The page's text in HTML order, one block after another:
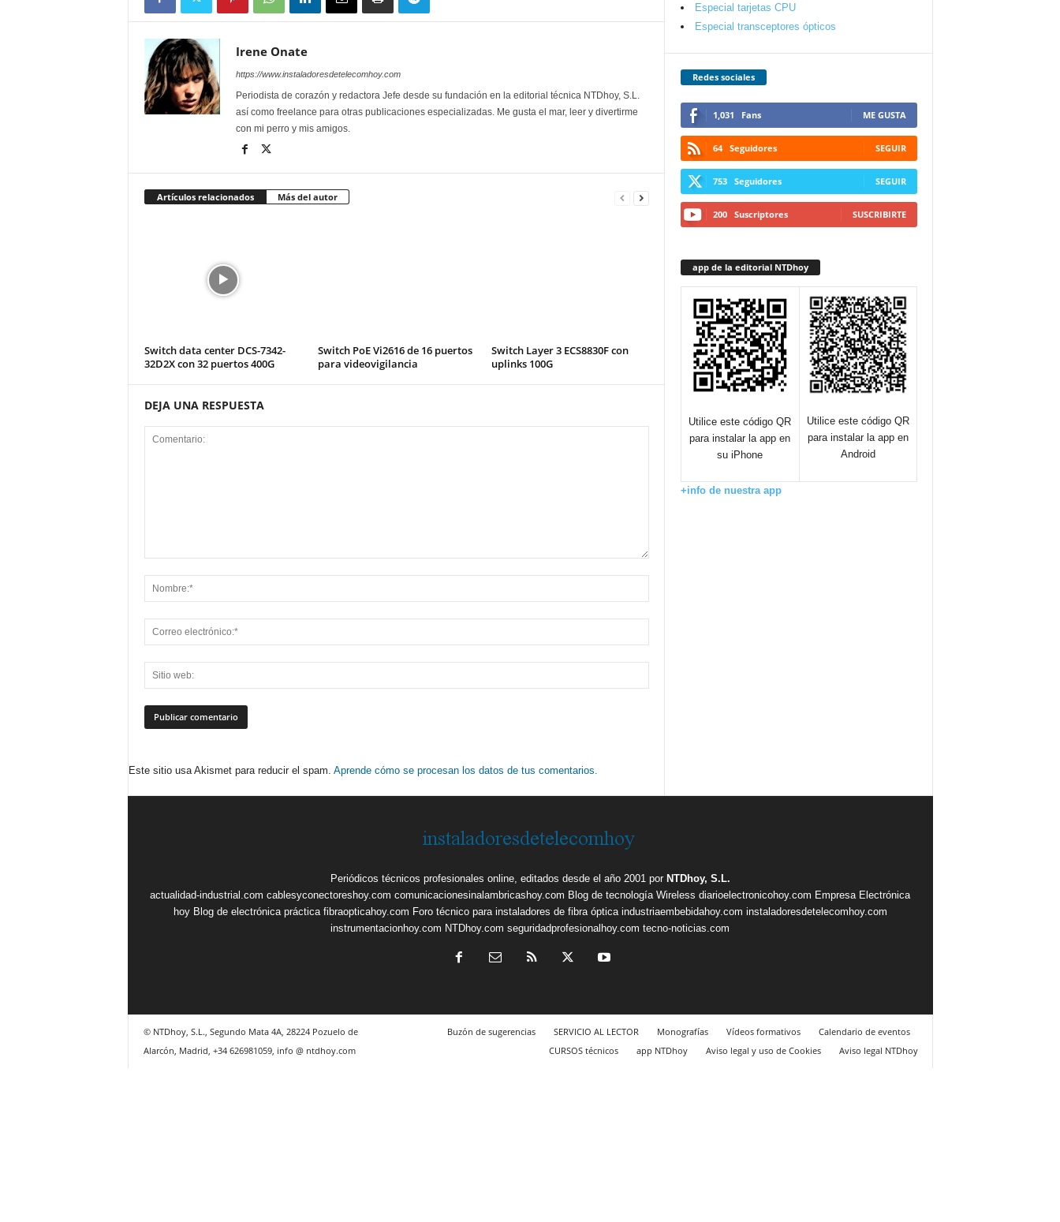
Irene Onate
https://www.instaladoresdetelecomhoy.com
Periodista de corazón y redactora Jefe desde su fundación en la editorial técnica NTDhoy, S.L.
así como freelance para otras publicaciones especializadas. Me gusta el mar, leer y divertirme
con mi perro y mis amigos.
Artículos relacionados Más del autor
Switch data center DCS-7342-
32D2X con 32 puertos 400G
Switch PoE Vi2616 de 16 puertos
para videovigilancia
Switch Layer 3 ECS8830F con
uplinks 100G
DEJA UNA RESPUESTA
Este sitio usa Akismet para reducir el spam. Aprende cómo se procesan los datos de tus comentarios.
Especial tarjetas CPU
Especial transceptores ópticos
Redes sociales
1,031 Fans ME GUSTA
64 Seguidores SEGUIR
753 Seguidores SEGUIR
200 Suscriptores SUSCRIBIRTE
app de la editorial NTDhoy
Utilice este código QR
para instalar la app en
su iPhone
Utilice este código QR
para instalar la app en
Android
+info de nuestra app
Periódicos técnicos profesionales online, editados desde el año 2001 por NTDhoy, S.L.
actualidad-industrial.com cablesyconectoreshoy.com comunicacionesinalambricashoy.com Blog de tecnología Wireless diarioelectronicohoy.com Empresa Electrónica
hoy Blog de electrónica práctica fibraopticahoy.com Foro técnico para instaladores de fibra óptica industriaembebidahoy.com instaladoresdetelecomhoy.com
instrumentacionhoy.com NTDhoy.com seguridadprofesionalhoy.com tecno-noticias.com
Buzón de sugerencias SERVICIO AL LECTOR Monografías Vídeos formativos
Calendario de eventos
CURSOS técnicos
app NTDhoy Aviso legal y uso de Cookies Aviso legal NTDhoy
© NTDhoy, S.L., Segundo Mata 4A, 28224 Pozuelo de
Alarcón, Madrid, +34 626981059, info @ ntdhoy.com